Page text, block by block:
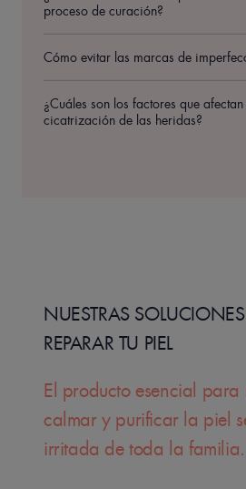
proceso de curación?
Cómo evitar las marcas de
¿Cuáles son los factores que
cicatrización de las heridas?
NUESTRAS
REPARAR TU PIEL
El producto esencial para
calmar y purificar la piel
irritada de toda la familia.